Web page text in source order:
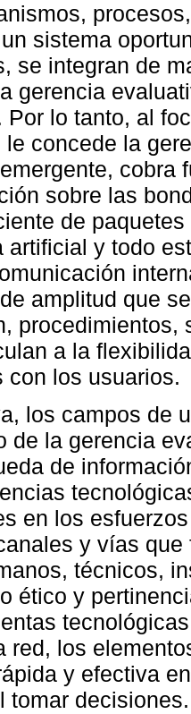
sistema
se integran de
gerencia
Por lo tanto, al
le concede la
cobra
sobre las
de
artificial y todo
amplitud que
a la
con los usuarios.
los campos de
de la gerencia
de
en los
y vías
técnicos,
ético y
red, los
y efectiva
tomar decisiones.